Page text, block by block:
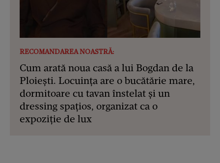
RECOMANDAREA NOASTRĂ:
Cum arată noua casă a lui Bogdan de la
Ploiești. Locuința are o bucătărie mare,
dormitoare cu tavan înstelat și un
dressing spațios, organizat ca o
expoziție de lux